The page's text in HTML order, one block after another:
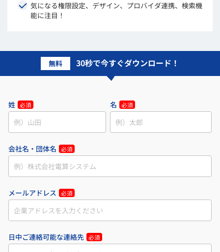
気になる権限設定、デザイン、プロバイダ連携、検索機
能に注目！
無料 30秒で今すぐダウンロード！
姓 必須 名 必須
会社名・団体名 必須
メールアドレス 必須
日中ご連絡可能な連絡先 必須